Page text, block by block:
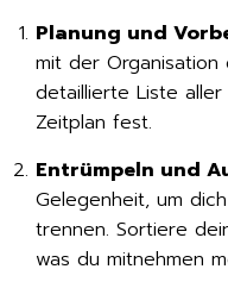
Planung und
mit der Organisation
detaillierte Liste
Zeitplan fest.
Entrümpeln und
Gelegenheit, um
trennen. Sortiere
was du mitnehmen